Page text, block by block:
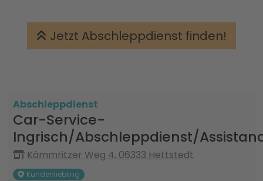
Jetzt Abschleppdienst finden!
Abschleppdienst
Car-Service-
Ingrisch/Abschleppdienst/
Kämmritzer Weg 4, 06333 Hettstedt
Kundenliebling